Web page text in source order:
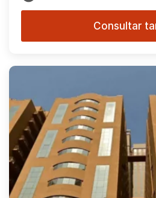
Consultar